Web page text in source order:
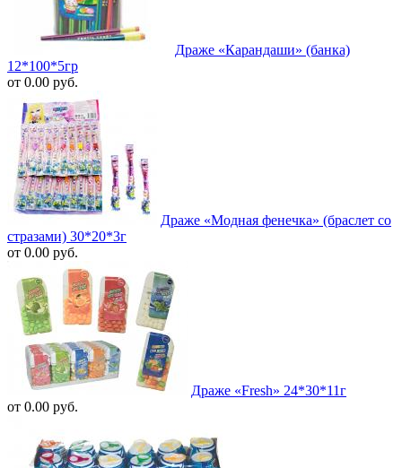
Драже «Карандаши» (банка)
12*100*5гр
от 0.00 руб.
Драже «Модная фенечка» (браслет со
стразами) 30*20*3г
от 0.00 руб.
Драже «Fresh» 24*30*11г
от 0.00 руб.